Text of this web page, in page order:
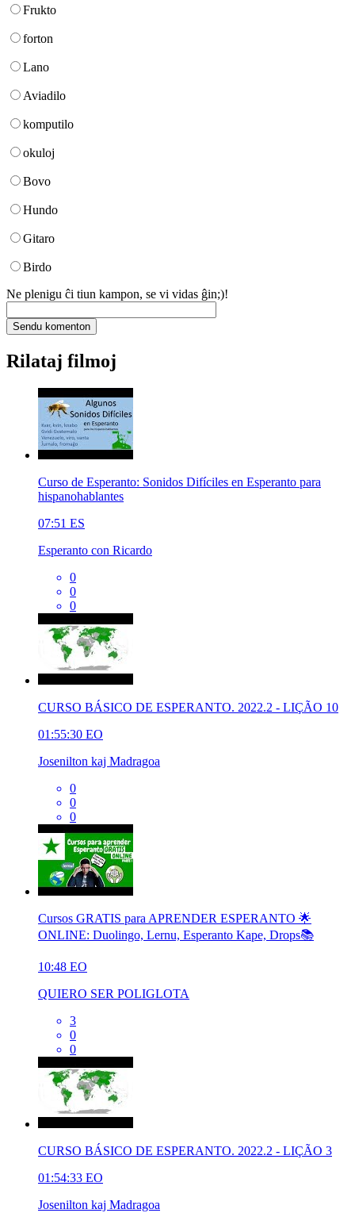
Frukto
forton
Lano
Aviadilo
komputilo
okuloj
Bovo
Hundo
Gitaro
Birdo
Ne plenigu ĉi tiun kampon, se vi vidas ĝin;)!
Rilataj filmoj
Curso de Esperanto: Sonidos Difíciles en Esperanto para
hispanohablantes
07:51 ES
Esperanto con Ricardo
0
0
0
CURSO BÁSICO DE ESPERANTO. 2022.2 - LIÇÃO 10
01:55:30 EO
Josenilton kaj Madragoa
0
0
0
Cursos GRATIS para APRENDER ESPERANTO 🌟
ONLINE: Duolingo, Lernu, Esperanto Kape, Drops📚
10:48 EO
QUIERO SER POLIGLOTA
3
0
0
CURSO BÁSICO DE ESPERANTO. 2022.2 - LIÇÃO 3
01:54:33 EO
Josenilton kaj Madragoa